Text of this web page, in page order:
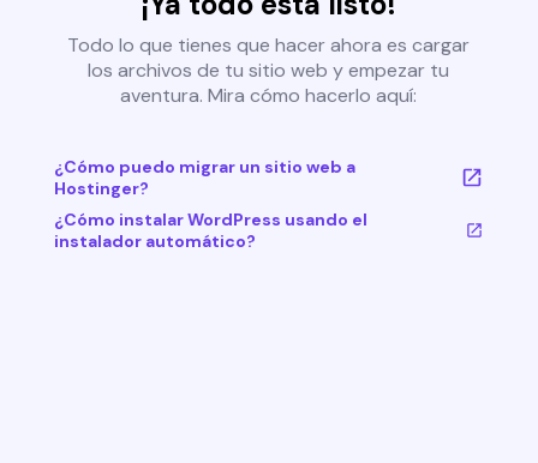
Todo lo que tienes que hacer ahora es cargar
los archivos de tu sitio web y empezar tu
aventura. Mira cómo hacerlo aquí:
¿Cómo puedo migrar un sitio web a
Hostinger?
¿Cómo instalar WordPress usando el
instalador automático?